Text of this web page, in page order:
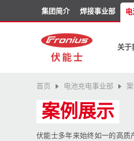
集团简介 焊接事业部
关于
首页 电池充电事业部
案例展示
伏能士多年来始终如一的高质